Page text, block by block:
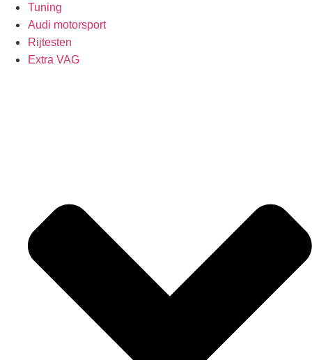
Tuning
Audi motorsport
Rijtesten
Extra VAG